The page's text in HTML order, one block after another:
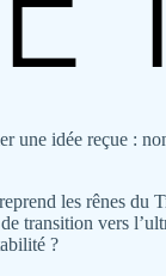
une idée reçue :
les rênes du
transition vers
?